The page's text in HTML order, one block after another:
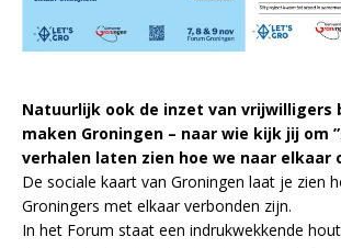
Natuurlijk ook de inzet van vrijwilligers
maken Groningen – naar wie kijk jij om
verhalen laten zien hoe we naar elkaar
De sociale kaart van Groningen laat je zien
Groningers met elkaar verbonden zijn.
In het Forum staat een indrukwekkende